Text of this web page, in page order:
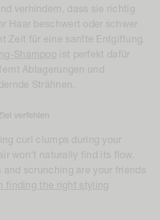
verhindern, dass sie richtig
Haar beschwert oder schwer
Zeit für eine sanfte Entgiftung.
Shampoo ist perfekt dafür
Ablagerungen und
Strähnen.
verfehlen
curl clumps during your
won't naturally find its flow.
and scrunching are your friends
finding the right styling